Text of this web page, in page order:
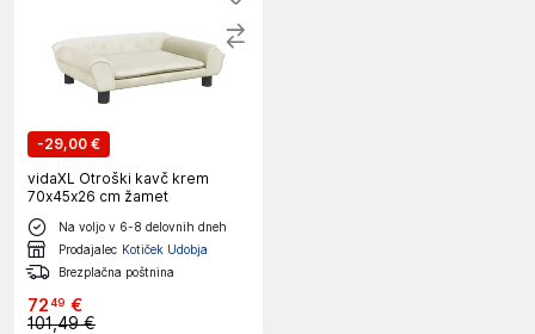
-29,00 €
vidaXL Otroški kavč krem
70x45x26 cm žamet
Na voljo v 6-8 delovnih dneh
Prodajalec Kotiček Udobja
Brezplačna poštnina
7249 €
101,49 €